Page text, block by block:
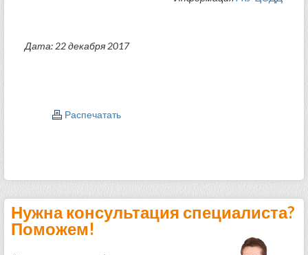
Дата: 22 декабря 2017
Распечатать
Нужна консультация специалиста?
Поможем!